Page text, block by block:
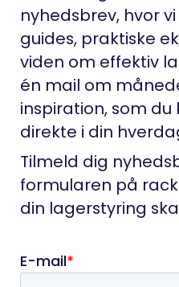
nyhedsbrev, hvor
guides, praktiske
viden om effektiv
én mail om
inspiration, som
direkte i din
Tilmeld dig
formularen på
din lagerstyring